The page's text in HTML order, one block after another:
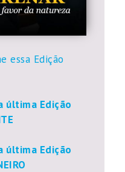
essa Edição
última Edição
última Edição